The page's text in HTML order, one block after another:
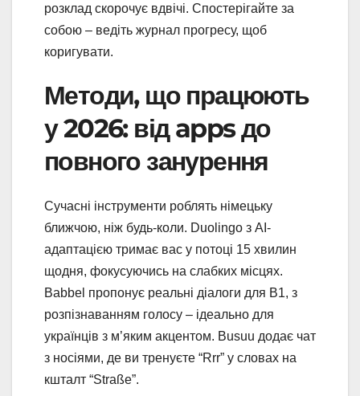
розклад скорочує вдвічі. Спостерігайте за
собою – ведіть журнал прогресу, щоб
коригувати.
Методи, що працюють
у 2026: від apps до
повного занурення
Сучасні інструменти роблять німецьку
ближчою, ніж будь-коли. Duolingo з AI-
адаптацією тримає вас у потоці 15 хвилин
щодня, фокусуючись на слабких місцях.
Babbel пропонує реальні діалоги для B1, з
розпізнаванням голосу – ідеально для
українців з м’яким акцентом. Busuu додає чат
з носіями, де ви тренуєте “Rrr” у словах на
кшталт “Straße”.